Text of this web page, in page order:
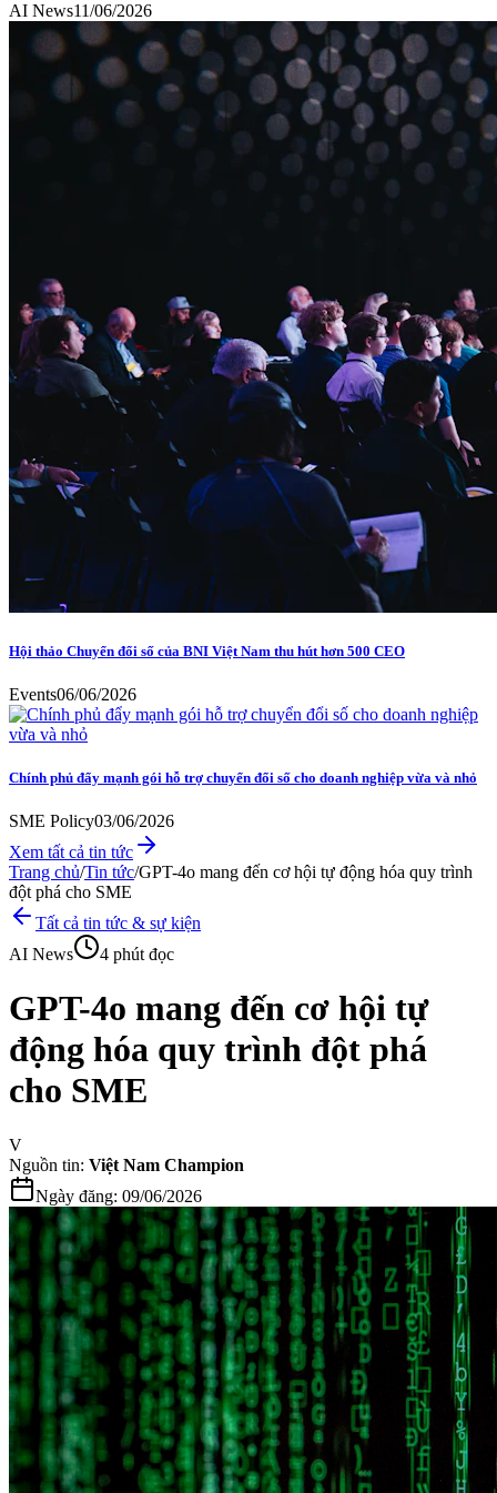
AI News11/06/2026
Hội thảo Chuyển đổi số của BNI Việt Nam thu hút hơn 500 CEO
Events06/06/2026
Chính phủ đẩy mạnh gói hỗ trợ chuyển đổi số cho doanh nghiệp vừa và nhỏ
SME Policy03/06/2026
Xem tất cả tin tức
Trang chủ/Tin tức/GPT-4o mang đến cơ hội tự động hóa quy trình
đột phá cho SME
Tất cả tin tức & sự kiện
AI News
4 phút đọc
GPT-4o mang đến cơ hội tự
động hóa quy trình đột phá
cho SME
V
Nguồn tin: Việt Nam Champion
Ngày đăng: 09/06/2026